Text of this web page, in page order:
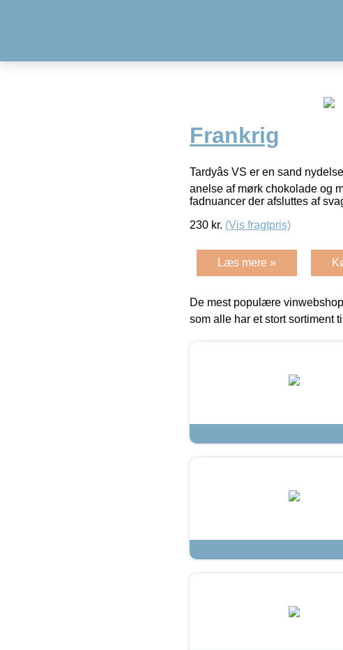
Frankrig
Tardyâs VS er en sand
anelse af mørk chokolade og
fadnuancer der afsluttes af
230 kr. (Vis fragtpris)
Læs mere »
De mest populære
som alle har et stort sortiment